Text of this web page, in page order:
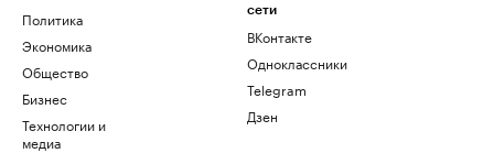
Политика
Экономика
Общество
Бизнес
Технологии и
медиа
сети
ВКонтакте
Одноклассники
Telegram
Дзен